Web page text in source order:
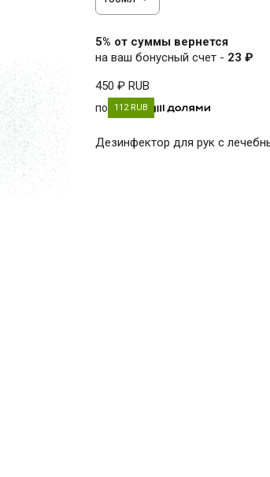
5% от суммы вернется
на ваш бонусный счет - 23 ₽
450 ₽ RUB
по 112 RUB
Дезинфектор для рук с